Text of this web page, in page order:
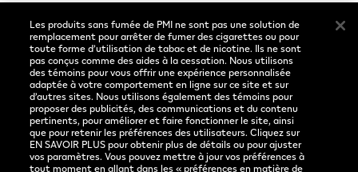
Les produits sans fumée de PMI ne sont pas une solution de
remplacement pour arrêter de fumer des cigarettes ou pour
toute forme d’utilisation de tabac et de nicotine. Ils ne sont
pas conçus comme des aides à la cessation. Nous utilisons
des témoins pour vous offrir une expérience personnalisée
adaptée à votre comportement en ligne sur ce site et sur
d’autres sites. Nous utilisons également des témoins pour
proposer des publicités, des communications et du contenu
pertinents, pour améliorer et faire fonctionner le site, ainsi
que pour retenir les préférences des utilisateurs. Cliquez sur
EN SAVOIR PLUS pour obtenir plus de détails ou pour ajuster
vos paramètres. Vous pouvez mettre à jour vos préférences à
tout moment en allant dans les « préférences en matière de